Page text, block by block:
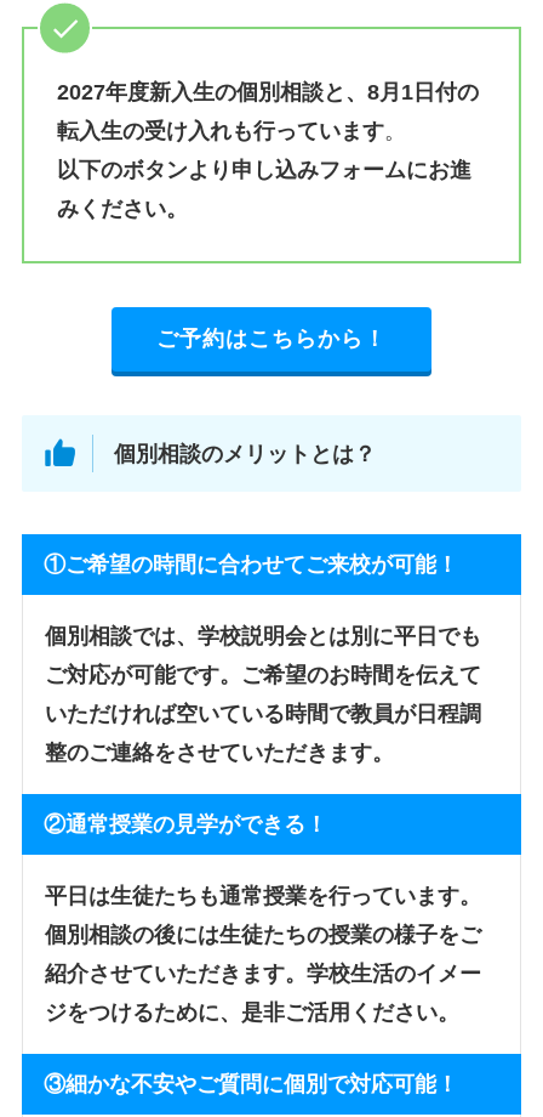
2027年度新入生の個別相談と、8月1日付の
転入生の受け入れも行っています。
以下のボタンより申し込みフォームにお進
みください。
ご予約はこちらから！
個別相談のメリットとは？
①ご希望の時間に合わせてご来校が可能！
個別相談では、学校説明会とは別に平日でも
ご対応が可能です。ご希望のお時間を伝えて
いただければ空いている時間で教員が日程調
整のご連絡をさせていただきます。
②通常授業の見学ができる！
平日は生徒たちも通常授業を行っています。
個別相談の後には生徒たちの授業の様子をご
紹介させていただきます。学校生活のイメー
ジをつけるために、是非ご活用ください。
③細かな不安やご質問に個別で対応可能！